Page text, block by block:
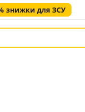
знижки для ЗСУ